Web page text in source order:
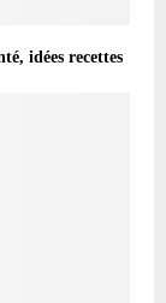
idées recettes